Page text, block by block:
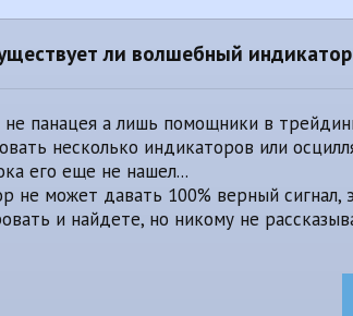
ли волшебный
панацея а лишь помощники в
несколько индикаторов или
его еще не нашел...
не может давать 100% верный сигнал,
и найдете, но никому не